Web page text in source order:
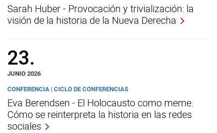
Sarah Huber - Provocación y trivialización: la
visión de la historia de la Nueva Derecha
23.
JUNIO 2026
CONFERENCIA | CICLO DE CONFERENCIAS
Eva Berendsen - El Holocausto como meme.
Cómo se reinterpreta la historia en las redes
sociales